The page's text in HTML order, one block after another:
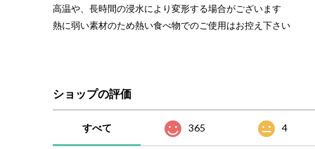
高温や、長時間の浸水により変形する場合がございます
熱に弱い素材のため熱い食べ物でのご使用はお控え下さい
ショップの評価
すべて 365 4